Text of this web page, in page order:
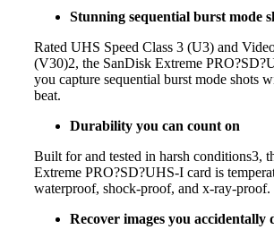
Stunning sequential burst mode
Rated UHS Speed Class 3 (U3) and
(V30)2, the SanDisk Extreme
you capture sequential burst mode shots
beat.
Durability you can count on
Built for and tested in harsh conditions3,
Extreme PRO?SD?UHS-I card is
waterproof, shock-proof, and x-ray-proof.
Recover images you accidentally